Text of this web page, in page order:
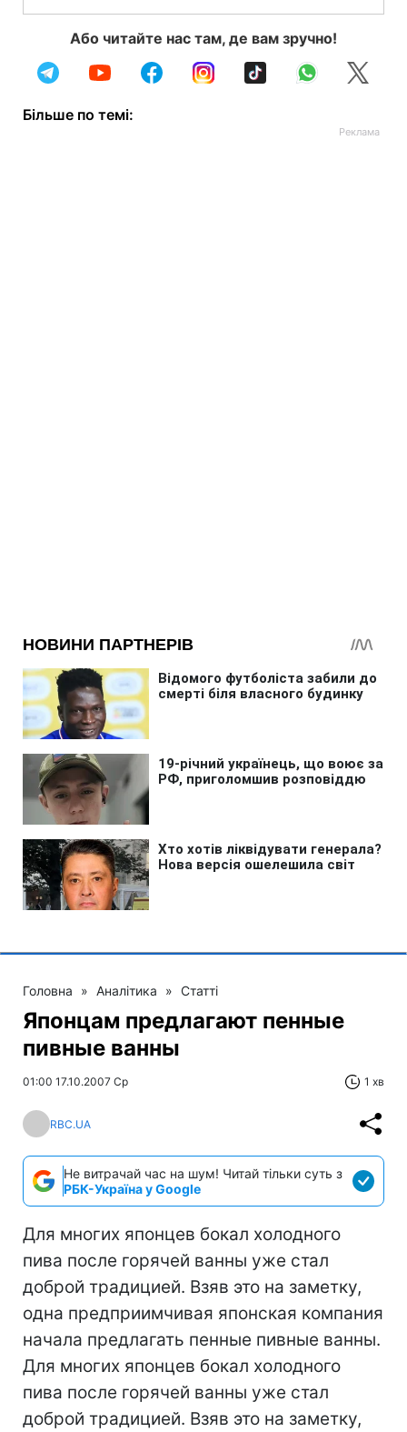
Або читайте нас там, де вам зручно!
Більше по темі:
Головна » Аналітика » Статті
Японцам предлагают пенные
пивные ванны
01:00 17.10.2007 Ср 1 хв
RBC.UA
Не витрачай час на шум! Читай тільки суть з
РБК-Україна у Google
Для многих японцев бокал холодного
пива после горячей ванны уже стал
доброй традицией. Взяв это на заметку,
одна предприимчивая японская компания
начала предлагать пенные пивные ванны.
Для многих японцев бокал холодного
пива после горячей ванны уже стал
доброй традицией. Взяв это на заметку,